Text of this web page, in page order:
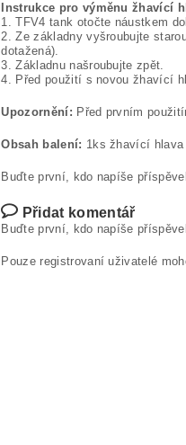
Instrukce pro výměnu žhavící
1. TFV4 tank otočte náustkem
2. Ze základny vyšroubujte
dotažená).
3. Základnu našroubujte zpět.
4. Před použití s novou žhavící
Upozornění: Před prvním
Obsah balení: 1ks žhavící hlava
Buďte první, kdo napíše
Přidat komentář
Buďte první, kdo napíše
Pouze registrovaní uživatelé